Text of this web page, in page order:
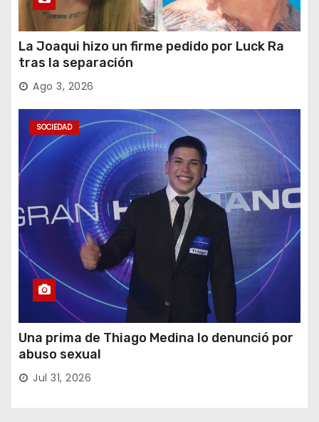
La Joaqui hizo un firme pedido por Luck Ra
tras la separación
Ago 3, 2026
SOCIEDAD
Una prima de Thiago Medina lo denunció por
abuso sexual
Jul 31, 2026